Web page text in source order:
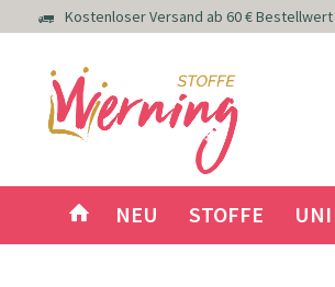
Kostenloser Versand ab 60 €
NEU STOFFE UNI